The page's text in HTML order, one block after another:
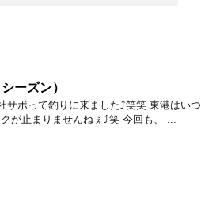
ーズン）
サボって釣りに来ました⤴笑笑 東港はいつ
が止まりませんねぇ⤴笑 今回も、 ...